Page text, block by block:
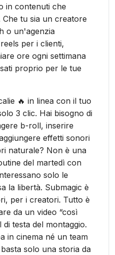
in contenuti che
tu sia un creatore
o un'agenzia
per i clienti,
ore ogni settimana
proprio per le tue
🔥 in linea con il tuo
3 clic. Hai bisogno di
b-roll, inserire
effetti sonori
naturale? Non è una
del martedì con
solo le
la libertà. Submagic è
per i creatori. Tutto è
da un video “così
testa del montaggio.
in cinema né un team
solo una storia da